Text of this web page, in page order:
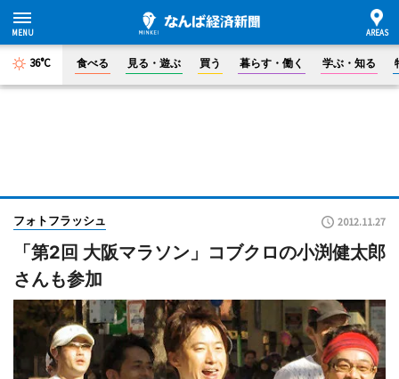
36°C 食べる 見る・遊ぶ 買う 暮らす・働く 学ぶ・知る
フォトフラッシュ 2012.11.27
「第2回 大阪マラソン」コブクロの小渕健太郎
さんも参加